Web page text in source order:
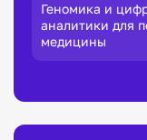
Геномика и
аналитики для
медицины